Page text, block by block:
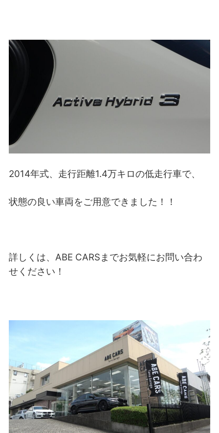
2014年式、走行距離1.4万キロの低走行車で、
状態の良い車両をご用意できました！！
詳しくは、ABE CARSまでお気軽にお問い合わ
せください！